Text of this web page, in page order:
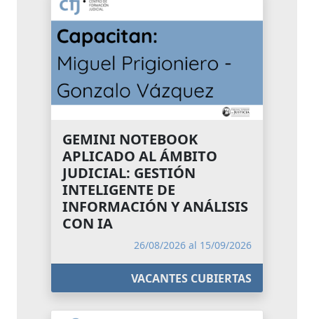
GEMINI NOTEBOOK
APLICADO AL ÁMBITO
JUDICIAL: GESTIÓN
INTELIGENTE DE
INFORMACIÓN Y ANÁLISIS
CON IA
26/08/2026 al 15/09/2026
VACANTES CUBIERTAS